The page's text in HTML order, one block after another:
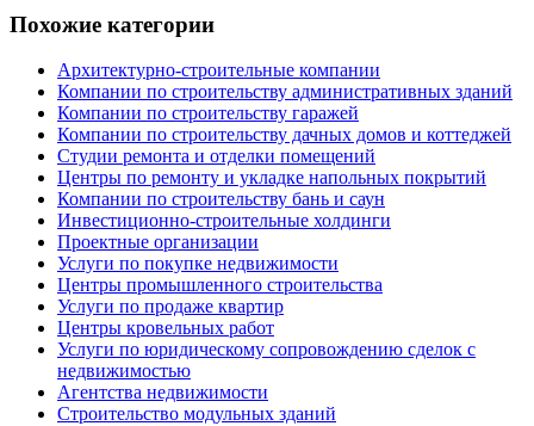
Похожие категории
Архитектурно-строительные компании
Компании по строительству административных зданий
Компании по строительству гаражей
Компании по строительству дачных домов и коттеджей
Студии ремонта и отделки помещений
Центры по ремонту и укладке напольных покрытий
Компании по строительству бань и саун
Инвестиционно-строительные холдинги
Проектные организации
Услуги по покупке недвижимости
Центры промышленного строительства
Услуги по продаже квартир
Центры кровельных работ
Услуги по юридическому сопровождению сделок с
недвижимостью
Агентства недвижимости
Строительство модульных зданий